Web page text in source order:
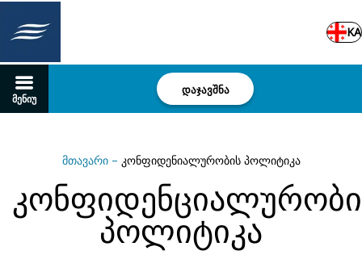
KA
მენიუ
დაჯავშნა
მთავარი – კონფიდენიალურობის პოლიტიკა
პოლიტიკა